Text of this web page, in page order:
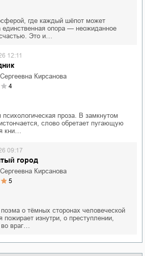
где каждый шёпот может
единственная опора — неожиданное
Это и…
12:11
Сергеевна Кирсанова
4
психологическая проза. В замкнутом
слово обретает пугающую
кни…
город
09:17
Сергеевна Кирсанова
5
о тёмных сторонах человеческой
изнутри, о преступлении,
враг…